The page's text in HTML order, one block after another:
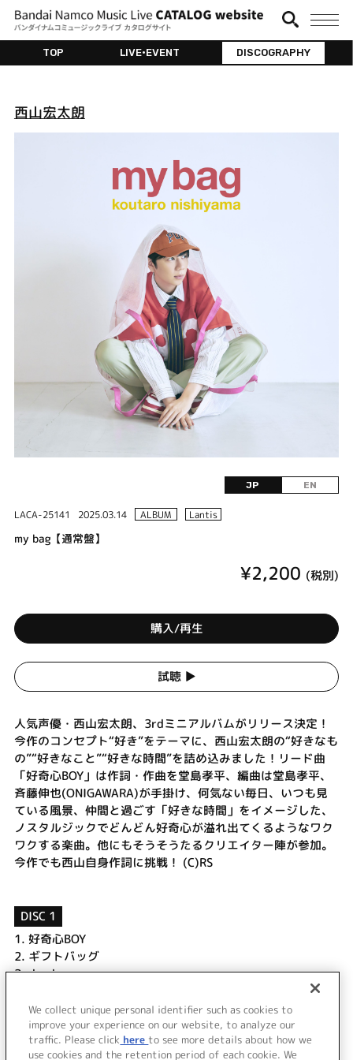
TOP LIVE•EVENT DISCOGRAPHY
西山宏太朗
JP EN
LACA-25141 2025.03.14 ALBUM Lantis
my bag【通常盤】
¥2,200 (税別)
購入/再生
試聴 ▶︎
人気声優・西山宏太朗、3rdミニアルバムがリリース決定！
今作のコンセプト“好き”をテーマに、西山宏太朗の“好きなも
の”“好きなこと”“好きな時間”を詰め込みました！リード曲
「好奇心BOY」は作詞・作曲を堂島孝平、編曲は堂島孝平、
斉藤伸也(ONIGAWARA)が手掛け、何気ない毎日、いつも見
ている風景、仲間と過ごす「好きな時間」をイメージした、
ノスタルジックでどんどん好奇心が溢れ出てくるようなワク
ワクする楽曲。他にもそうそうたるクリエイター陣が参加。
今作でも西山自身作詞に挑戦！ (C)RS
DISC 1
1. 好奇心BOY
2. ギフトバッグ
3.daydreamer
Oh! BANZAI ～NIPPON TASTE～ feat.くじら
Twenty-four
We collect unique personal identifier such as cookies to
improve your experience on our website, to analyze our
traffic. Please click here to see more details about how we
use cookies and the retention period of each cookie. We